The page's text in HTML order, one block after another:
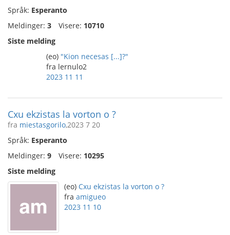
Språk: Esperanto
Meldinger: 3 Visere: 10710
Siste melding
(eo) "Kion necesas [...]?"
fra lernulo2
2023 11 11
Cxu ekzistas la vorton o ?
fra miestasgorilo,2023 7 20
Språk: Esperanto
Meldinger: 9 Visere: 10295
Siste melding
(eo) Cxu ekzistas la vorton o ?
fra amigueo
2023 11 10